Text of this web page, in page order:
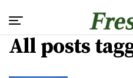
All posts